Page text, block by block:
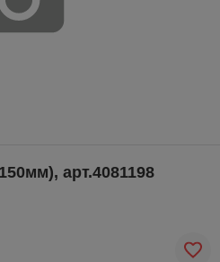
арт.4081198